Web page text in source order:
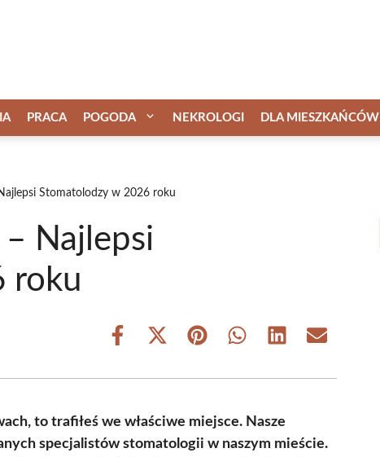
PRACA POGODA NEKROLOGI DLA MIESZKAŃCÓW
Stomatolodzy w 2026 roku
Najlepsi
roku
Share
Share
(Twitter)
Share Share Share Share
to trafiłeś we właściwe miejsce. Nasze
specjalistów stomatologii w naszym mieście.